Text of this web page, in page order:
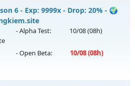
đồ mới
- Đánh Quái Nhận WC Ngọc
- Mở máy chủ
6 - Exp: 9999x - Drop: 20% - 🌍
- Alpha Test: 10/08(08h)
- Open Beta: 10/08(08h)